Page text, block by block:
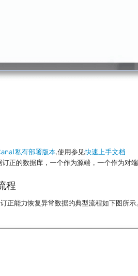
私有部署版本,使用参见快速上手文档
订正的数据库，一个作为源端，一个作为对
程
正能力恢复异常数据的典型流程如下图所示